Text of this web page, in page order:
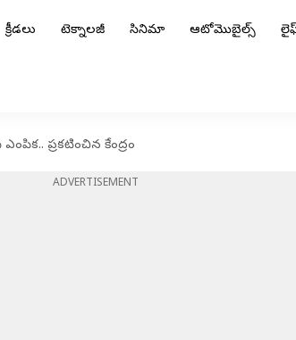
క్రీడలు టెక్నాలజీ సినిమా ఆటోమొబైల్స్
ప్రకటించిన కేంద్రం
ADVERTISEMENT